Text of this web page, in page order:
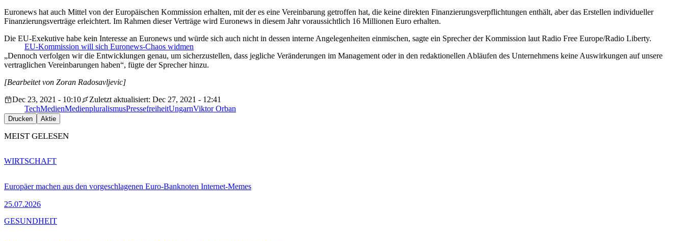
Euronews hat auch Mittel von der Europäischen Kommission erhalten, mit der es eine Vereinbarung getroffen hat, die keine direkten Finanzierungsverpflichtungen enthält, aber das Erstellen individueller
Finanzierungsverträge erleichtert. Im Rahmen dieser Verträge wird Euronews in diesem Jahr voraussichtlich 16 Millionen Euro erhalten.
EU-Kommission will sich Euronews-Chaos widmen
Die EU-Exekutive habe kein Interesse an Euronews und würde sich auch nicht in dessen interne Angelegenheiten einmischen, sagte ein Sprecher der Kommission laut Radio Free Europe/Radio Liberty.
„Dennoch verfolgen wir die Entwicklungen genau, um sicherzustellen, dass jegliche Veränderungen im Management oder in den redaktionellen Abläufen des Unternehmens keine Auswirkungen auf unsere
vertraglichen Vereinbarungen haben“, fügte der Sprecher hinzu.
[Bearbeitet von Zoran Radosavljevic]
Dec 23, 2021 - 10:10
Zuletzt aktualisiert: Dec 27, 2021 - 12:41
TechMedienMedienpluralismusPressefreiheitUngarnViktor Orban
Drucken Aktie
MEIST GELESEN
Europäer machen aus den vorgeschlagenen Euro-Banknoten Internet-Memes
25.07.2026
WIRTSCHAFT
GESUNDHEIT